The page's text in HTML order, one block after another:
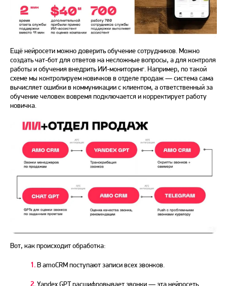
Ещё нейросети можно доверить обучение сотрудников. Можно
создать чат-бот для ответов на несложные вопросы, а для контроля
работы и обучения внедрить ИИ-мониторинг. Например, по такой
схеме мы контролируем новичков в отделе продаж — система сама
вычисляет ошибки в коммуникации с клиентом, а ответственный за
обучение человек вовремя подключается и корректирует работу
новичка.
Вот, как происходит обработка:
1.В amoCRM поступают записи всех звонков.
2.Yandex GPT расшифровывает звонки — эта нейросеть